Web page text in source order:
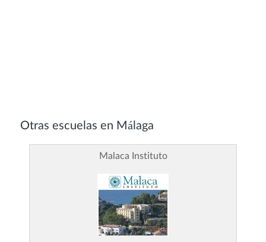
Otras escuelas en Málaga
Malaca Instituto